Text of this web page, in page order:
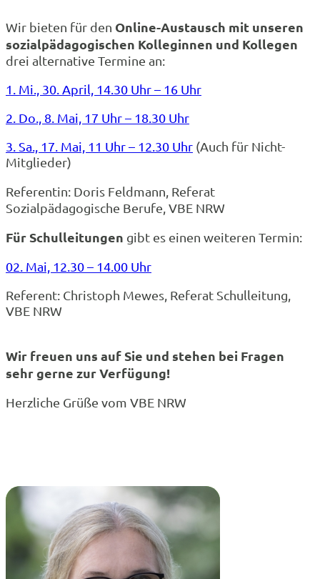
Wir bieten für den Online-Austausch mit unseren
sozialpädagogischen Kolleginnen und Kollegen
drei alternative Termine an:
1. Mi., 30. April, 14.30 Uhr – 16 Uhr
2. Do., 8. Mai, 17 Uhr – 18.30 Uhr
3. Sa., 17. Mai, 11 Uhr – 12.30 Uhr (Auch für Nicht-
Mitglieder)
Referentin: Doris Feldmann, Referat
Sozialpädagogische Berufe, VBE NRW
Für Schulleitungen gibt es einen weiteren Termin:
02. Mai, 12.30 – 14.00 Uhr
Referent: Christoph Mewes, Referat Schulleitung,
VBE NRW
Wir freuen uns auf Sie und stehen bei Fragen
sehr gerne zur Verfügung!
Herzliche Grüße vom VBE NRW